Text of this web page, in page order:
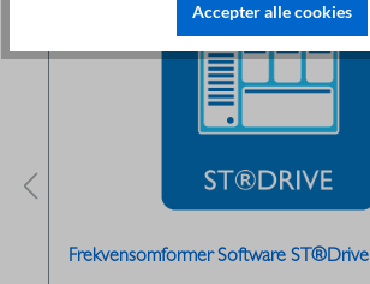
Frekvensomformer Software ST®Drive
Accepter alle cookies